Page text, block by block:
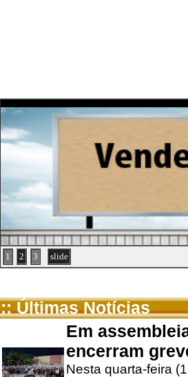
1 2 3 slide
:: Últimas Notícias
Em
encerram
Nesta quarta-feira